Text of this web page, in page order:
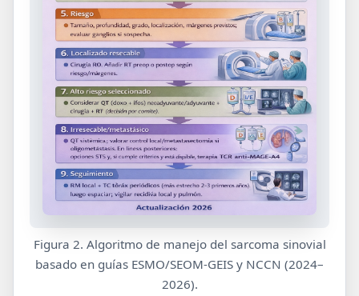
Figura 2. Algoritmo de manejo del sarcoma sinovial
basado en guías ESMO/SEOM-GEIS y NCCN (2024–
2026).